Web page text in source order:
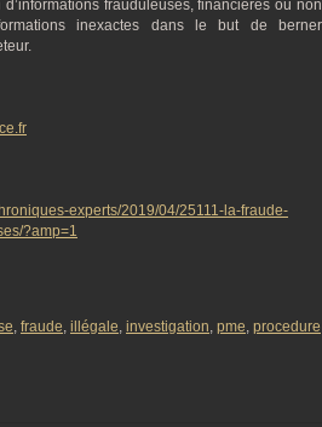
frauduleuses, financières ou non
inexactes dans le but de berner
experts/2019/04/25111-la-fraude-
?amp=1
, fraude, illégale, investigation, pme, procedure